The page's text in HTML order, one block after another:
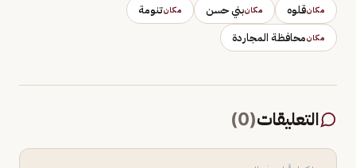
مكانقلوه مكانبني حسن مكانتنومة
مكانمحافظة المجاردة
التعليقات(
0
)